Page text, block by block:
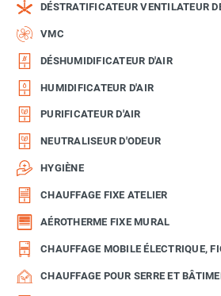
DÉSTRATIFICATEUR VENTILATEUR
VMC
DÉSHUMIDIFICATEUR D'AIR
HUMIDIFICATEUR D'AIR
PURIFICATEUR D'AIR
NEUTRALISEUR D'ODEUR
HYGIÈNE
CHAUFFAGE FIXE ATELIER
AÉROTHERME FIXE MURAL
CHAUFFAGE MOBILE ÉLECTRIQUE,
CHAUFFAGE POUR SERRE ET